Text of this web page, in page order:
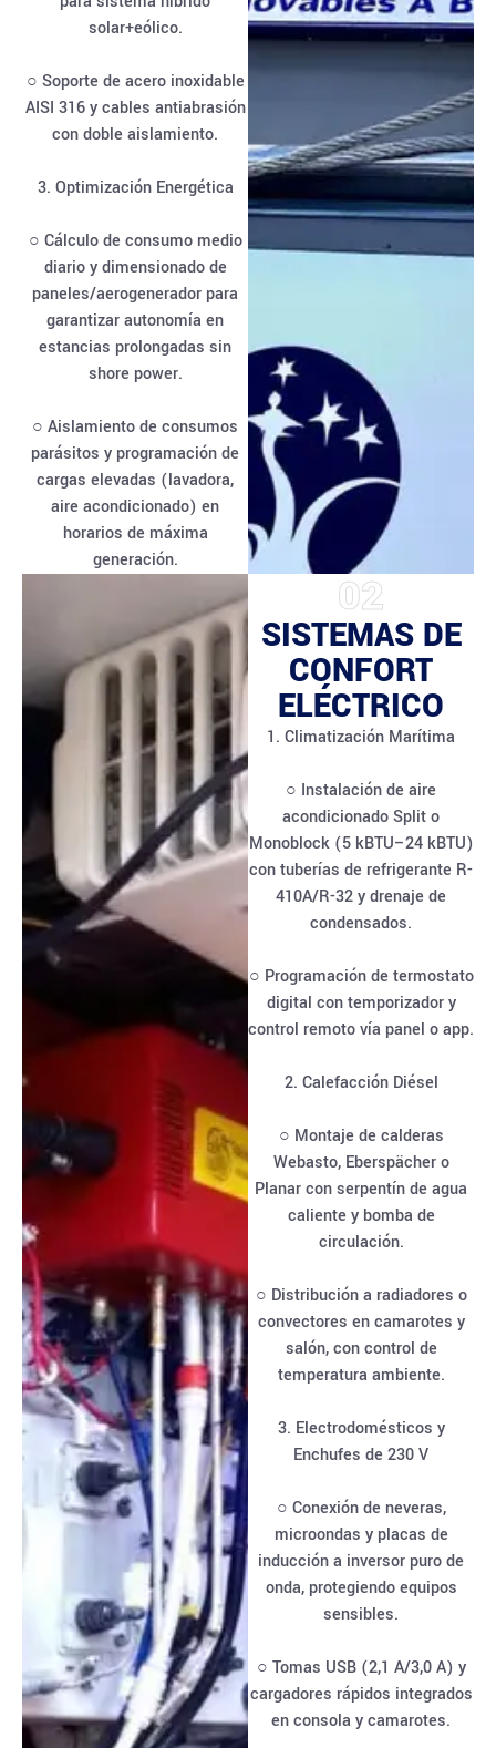
solar+eólico.
○ Soporte de acero inoxidable
AISI 316 y cables antiabrasión
con doble aislamiento.
3. Optimización Energética
○ Cálculo de consumo medio
diario y dimensionado de
paneles/aerogenerador para
garantizar autonomía en
estancias prolongadas sin
shore power.
○ Aislamiento de consumos
parásitos y programación de
cargas elevadas (lavadora,
aire acondicionado) en
horarios de máxima
generación.
02
SISTEMAS DE
CONFORT
ELÉCTRICO
1. Climatización Marítima
○ Instalación de aire
acondicionado Split o
Monoblock (5 kBTU–24 kBTU)
con tuberías de refrigerante R-
410A/R-32 y drenaje de
condensados.
○ Programación de termostato
digital con temporizador y
control remoto vía panel o app.
2. Calefacción Diésel
○ Montaje de calderas
Webasto, Eberspächer o
Planar con serpentín de agua
caliente y bomba de
circulación.
○ Distribución a radiadores o
convectores en camarotes y
salón, con control de
temperatura ambiente.
3. Electrodomésticos y
Enchufes de 230 V
○ Conexión de neveras,
microondas y placas de
inducción a inversor puro de
onda, protegiendo equipos
sensibles.
○ Tomas USB (2,1 A/3,0 A) y
cargadores rápidos integrados
en consola y camarotes.